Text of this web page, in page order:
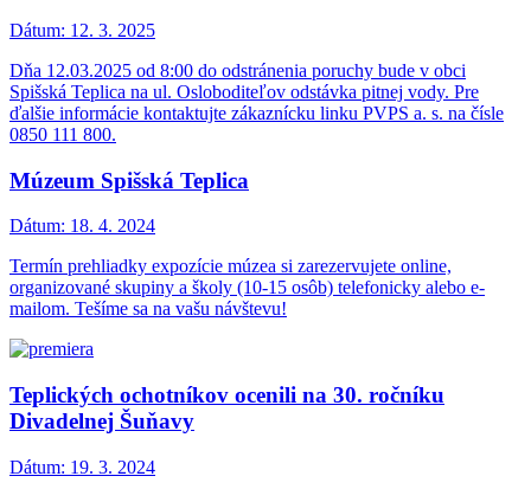
Dátum: 12. 3. 2025
Dňa 12.03.2025 od 8:00 do odstránenia poruchy bude v obci
Spišská Teplica na ul. Osloboditeľov odstávka pitnej vody. Pre
ďalšie informácie kontaktujte zákaznícku linku PVPS a. s. na čísle
0850 111 800.
Múzeum Spišská Teplica
Dátum: 18. 4. 2024
Termín prehliadky expozície múzea si zarezervujete online,
organizované skupiny a školy (10-15 osôb) telefonicky alebo e-
mailom. Tešíme sa na vašu návštevu!
Teplických ochotníkov ocenili na 30. ročníku
Divadelnej Šuňavy
Dátum: 19. 3. 2024